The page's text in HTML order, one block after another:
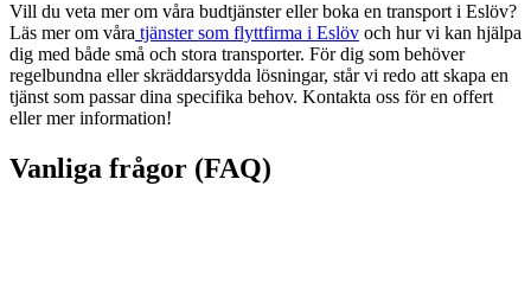
Vill du veta mer om våra budtjänster eller boka en transport i Eslöv?
Läs mer om våra tjänster som flyttfirma i Eslöv och hur vi kan hjälpa
dig med både små och stora transporter. För dig som behöver
regelbundna eller skräddarsydda lösningar, står vi redo att skapa en
tjänst som passar dina specifika behov. Kontakta oss för en offert
eller mer information!
Vanliga frågor (FAQ)